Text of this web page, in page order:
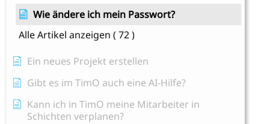
Wie ändere ich mein Passwort?
Alle Artikel anzeigen ( 72 )
Ein neues Projekt erstellen
Gibt es im TimO auch eine AI-Hilfe?
Kann ich in TimO meine Mitarbeiter in
Schichten verplanen?